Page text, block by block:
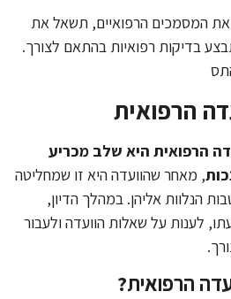
את המסמכים הרפואיים, תשאל את
בדיקות רפואיות בהתאם לצורך.
הרפואית
הרפואית היא שלב מכריע
, מאחר שהוועדה היא זו שמחליטה
הנלוות אליהן. במהלך הדיון,
לענות על שאלות הוועדה ולעבור
הרפואית?